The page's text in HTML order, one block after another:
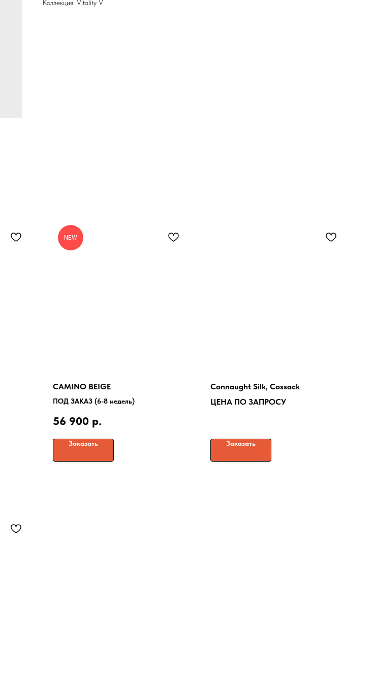
Коллекция: Vitality V
NEW
CAMINO BEIGE
ПОД ЗАКАЗ (6-8 недель)
56 900 р.
Заказать
Connaught Silk, Cossack
ЦЕНА ПО ЗАПРОСУ
Заказать